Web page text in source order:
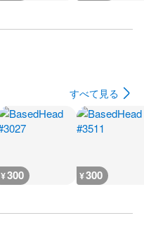
すべて見る
¥300 ¥300